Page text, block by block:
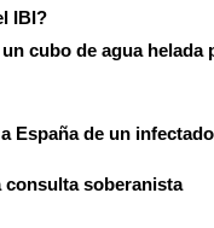
IBI?
cubo de agua helada
España de un
consulta soberanista